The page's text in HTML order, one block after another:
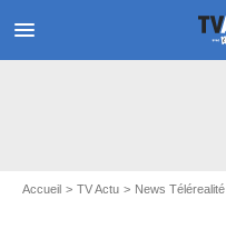
menu
Accueil TV Actu News Télérealité